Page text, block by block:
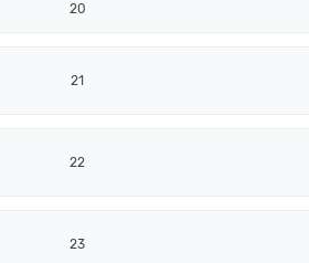
20
21
22
23